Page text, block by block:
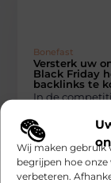
Wij maken gebruik
begrijpen hoe
verbeteren.
Bonefast
Versterk uw
Black Friday
backlinks te
In de
aanbieden,